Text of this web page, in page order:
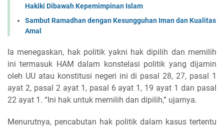
Hakiki Dibawah Kepemimpinan Islam
Sambut Ramadhan dengan Kesungguhan Iman dan Kualitas
Amal
Ia menegaskan, hak politik yakni hak dipilih dan memilih
ini termasuk HAM dalam konstelasi politik yang dijamin
oleh UU atau konstitusi negeri ini di pasal 28, 27, pasal 1
ayat 2, pasal 2 ayat 1, pasal 6 ayat 1, 19 ayat 1 dan pasal
22 ayat 1. “Ini hak untuk memilih dan dipilih,” ujarnya.
Menurutnya, pencabutan hak politik dalam kasus tertentu